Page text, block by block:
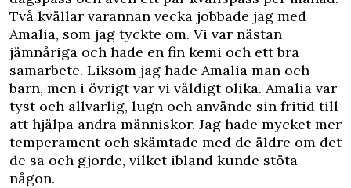
Två kvällar varannan vecka jobbade jag med
Amalia, som jag tyckte om. Vi var nästan
jämnåriga och hade en fin kemi och ett bra
samarbete. Liksom jag hade Amalia man och
barn, men i övrigt var vi väldigt olika. Amalia var
tyst och allvarlig, lugn och använde sin fritid till
att hjälpa andra människor. Jag hade mycket mer
temperament och skämtade med de äldre om det
de sa och gjorde, vilket ibland kunde stöta
någon.